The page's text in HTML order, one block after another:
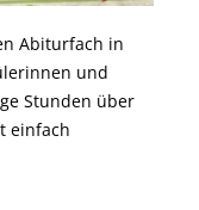
Abiturfach in
und
Stunden über
einfach